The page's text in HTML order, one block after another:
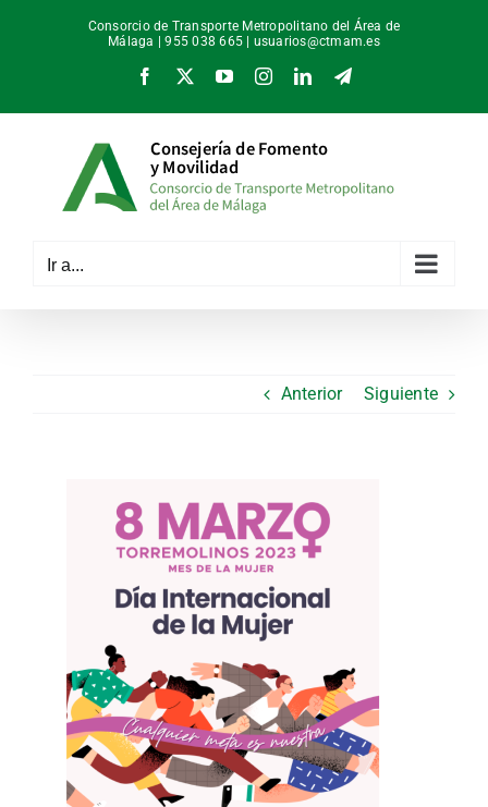
Consorcio de Transporte Metropolitano del Área de
Málaga | 955 038 665 | usuarios@ctmam.es
Facebook
X YouTubeInstagramLinkedInTelegram
Ir a...
Anterior Siguiente